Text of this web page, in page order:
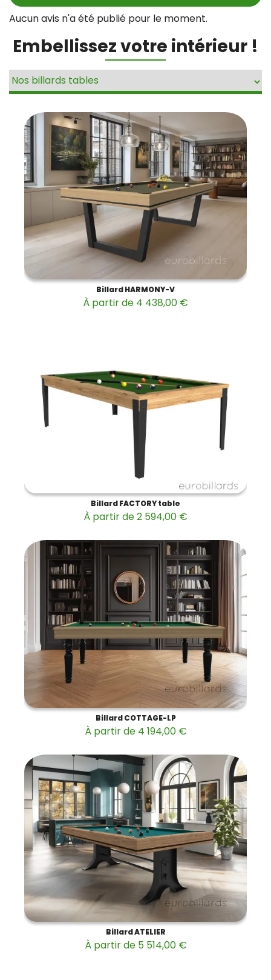
Aucun avis n'a été publié pour le moment.
Embellissez votre intérieur !
Billard HARMONY-V
À partir de 4 438,00 €
Billard FACTORY table
À partir de 2 594,00 €
Billard COTTAGE-LP
À partir de 4 194,00 €
Billard ATELIER
À partir de 5 514,00 €